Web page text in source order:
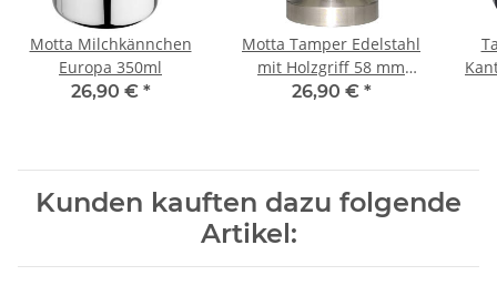
Motta Milchkännchen
Europa 350ml
26,90 € *
Motta Tamper Edelstahl
mit Holzgriff 58 mm
schwarz flat
26,90 € *
Kunden kauften dazu folgende
Artikel: